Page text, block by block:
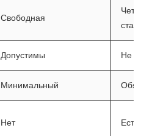
Свободная
Четкая
Допустимы Не
Минимальный
Нет Есть